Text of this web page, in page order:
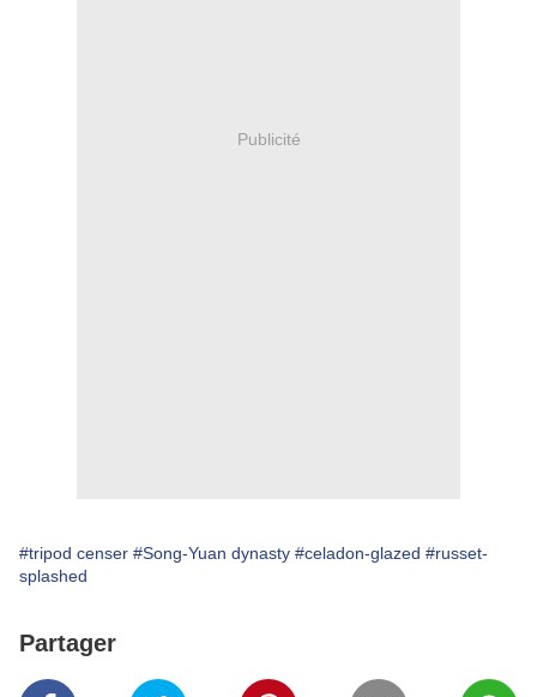
Publicité
#tripod censer #Song-Yuan dynasty #celadon-glazed #russet-
splashed
Partager